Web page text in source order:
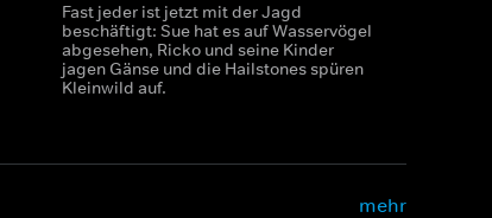
Fast jeder ist jetzt mit der Jagd
beschäftigt: Sue hat es auf Wasservögel
abgesehen, Ricko und seine Kinder
jagen Gänse und die Hailstones spüren
Kleinwild auf.
mehr